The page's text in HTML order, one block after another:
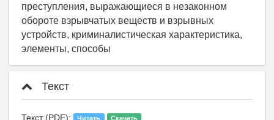
преступления, выражающиеся в незаконном
обороте взрывчатых веществ и взрывных
устройств, криминалистическая характеристика,
элементы, способы
Текст
Текст (PDF): Читать Скачать